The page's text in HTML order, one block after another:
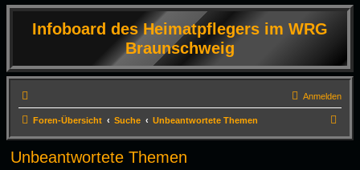
Infoboard des Heimatpflegers im WRG
Braunschweig
Anmelden
Foren-Übersicht Suche Unbeantwortete Themen
u
Unbeantwortete Themen